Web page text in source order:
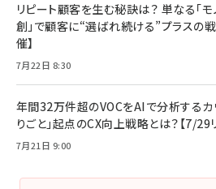
リピート顧客を生む秘訣は？ 単なる「モ
創」で顧客に“選ばれ続ける”プラスの
催】
7月22日 8:30
年間32万件超のVOCをAIで分析するカ
りごと」起点のCX向上戦略とは？【7/29
7月21日 9:00